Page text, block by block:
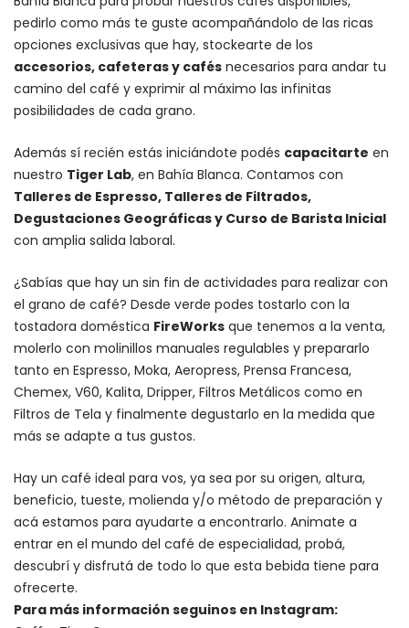
pedirlo como más te guste acompañándolo de las ricas
opciones exclusivas que hay, stockearte de los
accesorios, cafeteras y cafés necesarios para andar tu
camino del café y exprimir al máximo las infinitas
posibilidades de cada grano.
Además sí recién estás iniciándote podés capacitarte en
nuestro Tiger Lab, en Bahía Blanca. Contamos con
Talleres de Espresso, Talleres de Filtrados,
Degustaciones Geográficas y Curso de Barista Inicial
con amplia salida laboral.
¿Sabías que hay un sin fin de actividades para realizar con
el grano de café? Desde verde podes tostarlo con la
tostadora doméstica FireWorks que tenemos a la venta,
molerlo con molinillos manuales regulables y prepararlo
tanto en Espresso, Moka, Aeropress, Prensa Francesa,
Chemex, V60, Kalita, Dripper, Filtros Metálicos como en
Filtros de Tela y finalmente degustarlo en la medida que
más se adapte a tus gustos.
Hay un café ideal para vos, ya sea por su origen, altura,
beneficio, tueste, molienda y/o método de preparación y
acá estamos para ayudarte a encontrarlo. Animate a
entrar en el mundo del café de especialidad, probá,
descubrí y disfrutá de todo lo que esta bebida tiene para
ofrecerte.
Para más información seguinos en Instagram: